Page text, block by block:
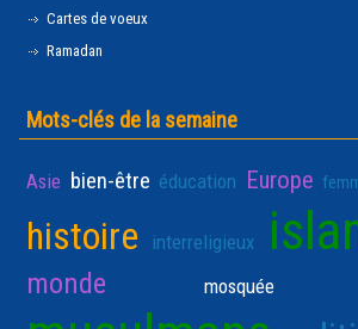
Cartes de voeux
Ramadan
Mots-clés de la semaine
Asie bien-être éducation Europe
histoire interreligieux
monde mosquée